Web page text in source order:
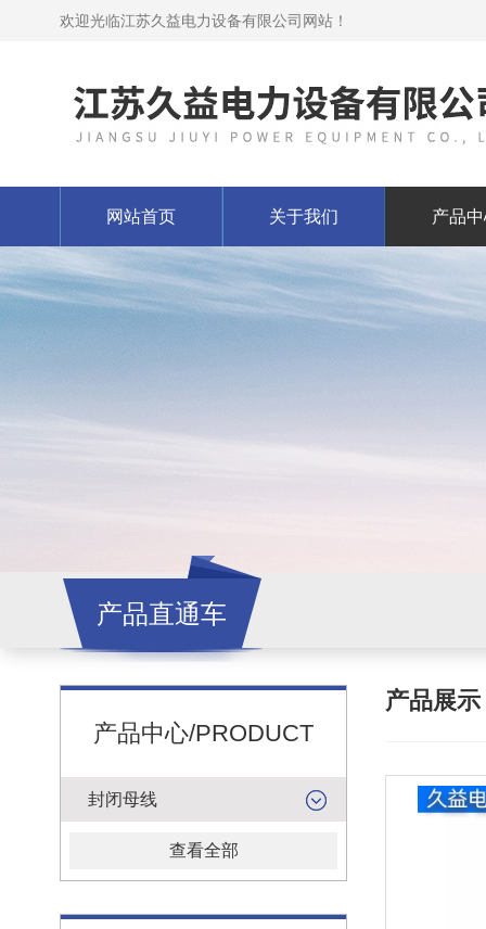
欢迎光临江苏久益电力设备有限公司网站！
网站首页 关于我们 产品
产品直通车
产品中心/PRODUCT
封闭母线
查看全部
产品展示